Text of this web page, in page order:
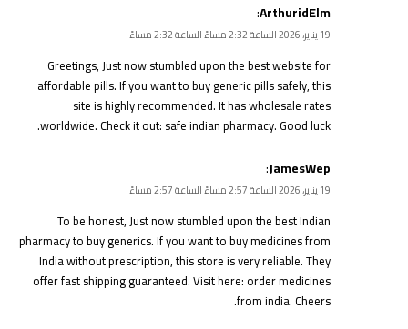
ArthuridElm
:
19 يناير، 2026 الساعة 2:32 مساءً الساعة 2:32 مساءً
Greetings, Just now stumbled upon the best website for
affordable pills. If you want to buy generic pills safely, this
site is highly recommended. It has wholesale rates
worldwide. Check it out: safe indian pharmacy. Good luck.
JamesWep
:
19 يناير، 2026 الساعة 2:57 مساءً الساعة 2:57 مساءً
To be honest, Just now stumbled upon the best Indian
pharmacy to buy generics. If you want to buy medicines from
India without prescription, this store is very reliable. They
offer fast shipping guaranteed. Visit here:order medicines
from india. Cheers.